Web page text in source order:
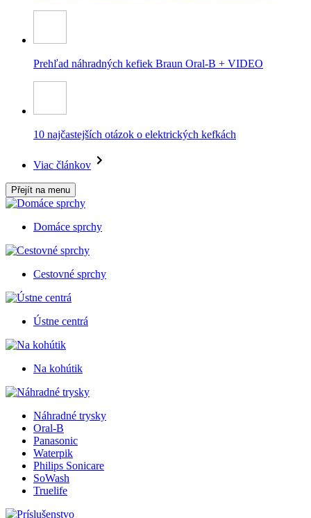
Prehľad náhradných kefiek Braun Oral-B + VIDEO
10 najčastejších otázok o elektrických kefkách
Viac článkov
Přejít na menu
Domáce sprchy
Cestovné sprchy
Ústne centrá
Na kohútik
Náhradné trysky
Oral-B
Panasonic
Waterpik
Philips Sonicare
SoWash
Truelife